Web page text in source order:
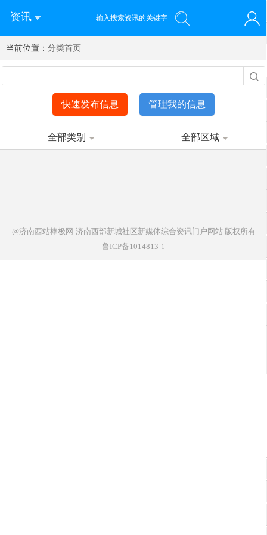
资讯
您好！欢迎来到济南西站棒极网-济南西部新城社区新媒体综
合资讯门户网站
登录 注册 微信快速登录
当前位置： 分类首页
快速发布信息 管理我的信息
全部类别 全部区域
@济南西站棒极网-济南西部新城社区新媒体综合资讯门户网站版权所有
鲁ICP备1014813-1